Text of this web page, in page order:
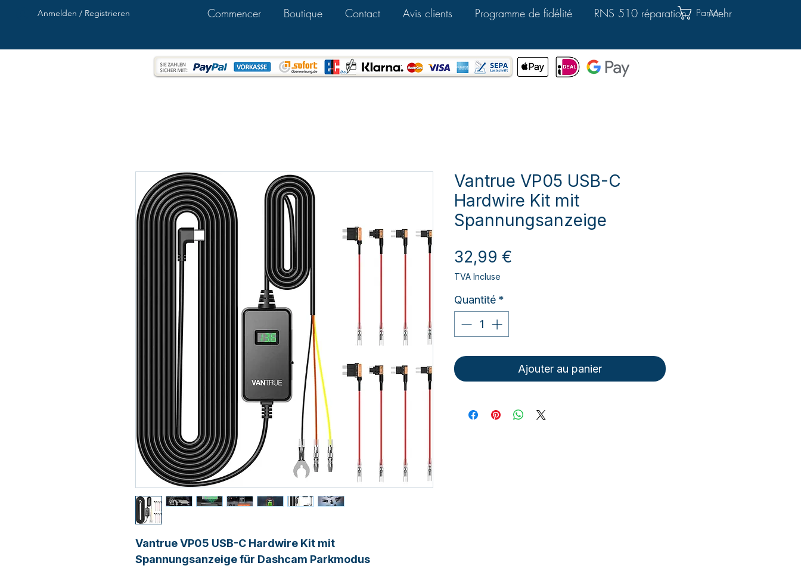
Anmelden / Registrieren Commencer Boutique Contact Avis clients Programme de fidélité RNS 510 réparation Mehr
Panier
Vantrue VP05 USB-C Hardwire Kit mit
Spannungsanzeige für Dashcam Parkmodus
Vantrue VP05 USB-C
Hardwire Kit mit
Spannungsanzeige
32,99 €
TVA Incluse
Quantité *
Ajouter au panier